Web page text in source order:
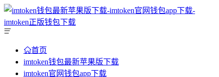
首页
imtoken钱包最新苹果版下载
imtoken官网钱包app下载